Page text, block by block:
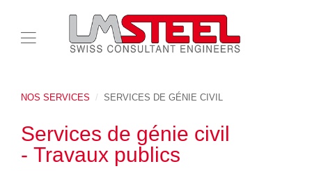
NOS SERVICES SERVICES DE GÉNIE CIVIL
Services de génie civil
- Travaux publics